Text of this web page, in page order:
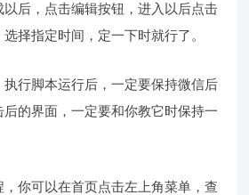
后，点击编辑按钮，进入以后点击
择指定时间，定一下时就行了。
行脚本运行后，一定要保持微信后
的界面，一定要和你教它时保持一
你可以在首页点击左上角菜单，查